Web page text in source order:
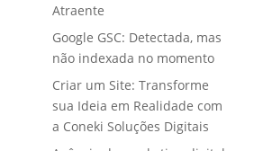
Atraente
Google GSC: Detectada, mas
não indexada no momento
Criar um Site: Transforme
sua Ideia em Realidade com
a Coneki Soluções Digitais